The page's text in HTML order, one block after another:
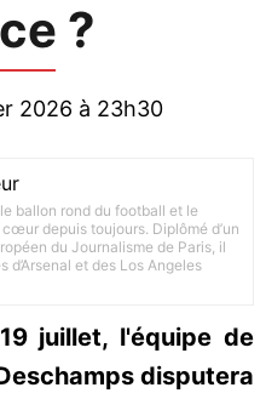
?
2026 à 23h30
ballon rond du football et le
depuis toujours. Diplômé d’un
du Journalisme de Paris, il
et des Los Angeles
juillet, l'équipe de
disputera